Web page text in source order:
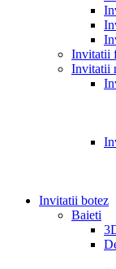
Invitatii
Invitatii
Invitatii botez
Baieti